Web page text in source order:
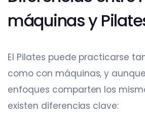
máquinas y
El Pilates puede practicarse
como con máquinas, y
enfoques comparten los
existen diferencias clave: